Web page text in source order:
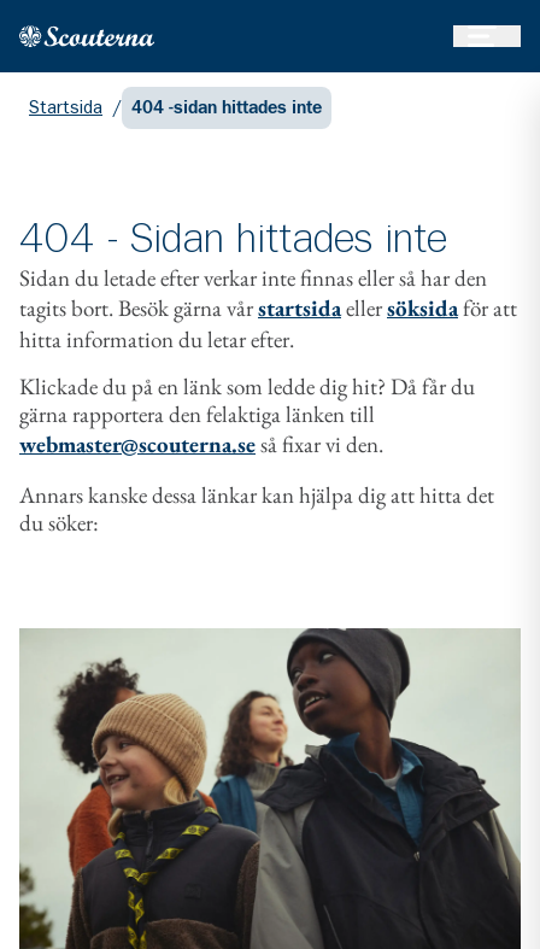
Hem
Startsida / 404 -sidan hittades inte
404 - Sidan hittades inte
Sidan du letade efter verkar inte finnas eller så har den
tagits bort. Besök gärna vårstartsidaellersöksidaför att
hitta information du letar efter.
Klickade du på en länk som ledde dig hit? Då får du
gärna rapportera den felaktiga länken till
webmaster@scouterna.seså fixar vi den.
Annars kanske dessa länkar kan hjälpa dig att hitta det
du söker: